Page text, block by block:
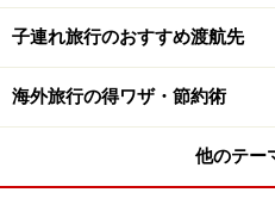
子連れ旅行のおすすめ渡航先
海外旅行の得ワザ・節約術
他のテー